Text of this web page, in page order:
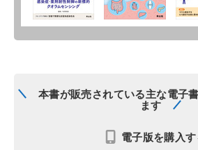
本書が販売されている主な電子
ます
電子版を購入